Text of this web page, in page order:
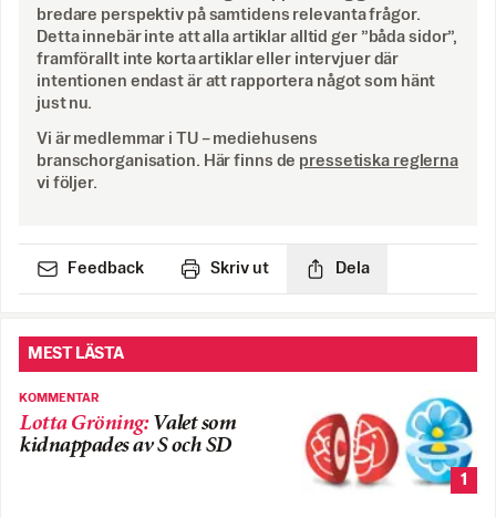
bredare perspektiv på samtidens relevanta frågor.
Detta innebär inte att alla artiklar alltid ger ”båda sidor”,
framförallt inte korta artiklar eller intervjuer där
intentionen endast är att rapportera något som hänt
just nu.
Vi är medlemmar i TU – mediehusens
branschorganisation. Här finns de pressetiska reglerna
vi följer.
Feedback Skriv ut Dela
MEST LÄSTA
KOMMENTAR
Lotta Gröning: Valet som
kidnappades av S och SD
1